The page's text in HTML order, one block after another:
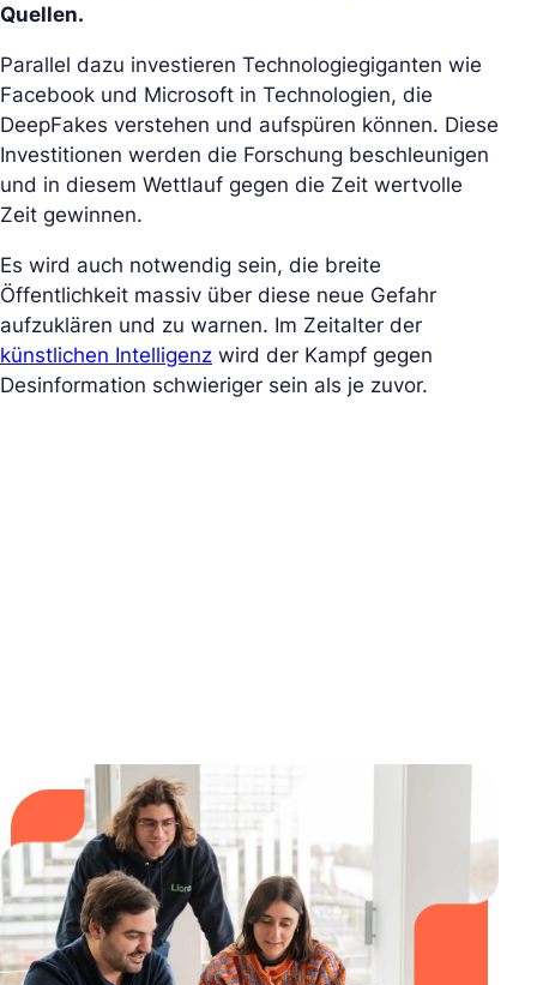
Quellen.
Parallel dazu investieren Technologiegiganten wie
Facebook und Microsoft in Technologien, die
DeepFakes verstehen und aufspüren können. Diese
Investitionen werden die Forschung beschleunigen
und in diesem Wettlauf gegen die Zeit wertvolle
Zeit gewinnen.
Es wird auch notwendig sein, die breite
Öffentlichkeit massiv über diese neue Gefahr
aufzuklären und zu warnen. Im Zeitalter der
künstlichen Intelligenz wird der Kampf gegen
Desinformation schwieriger sein als je zuvor.